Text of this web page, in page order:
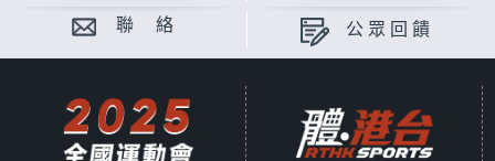
聯 絡 公眾回饋